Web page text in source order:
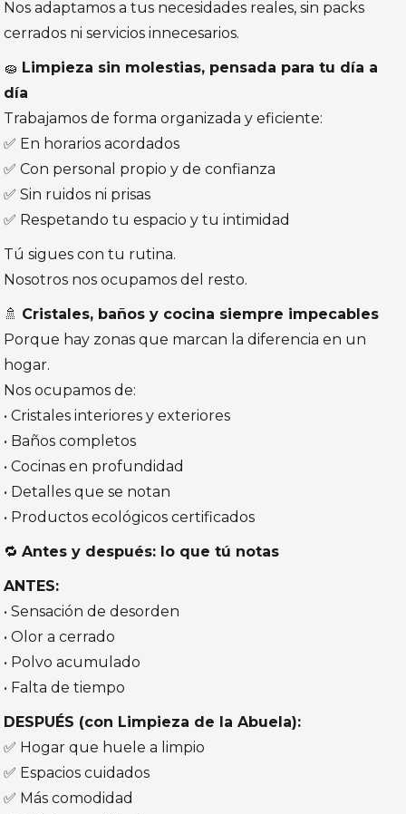
Nos adaptamos a tus necesidades reales, sin packs
cerrados ni servicios innecesarios.
🧽 Limpieza sin molestias, pensada para tu día a
día
Trabajamos de forma organizada y eficiente:
✅ En horarios acordados
✅ Con personal propio y de confianza
✅ Sin ruidos ni prisas
✅ Respetando tu espacio y tu intimidad
Tú sigues con tu rutina.
Nosotros nos ocupamos del resto.
🚿 Cristales, baños y cocina siempre impecables
Porque hay zonas que marcan la diferencia en un
hogar.
Nos ocupamos de:
• Cristales interiores y exteriores
• Baños completos
• Cocinas en profundidad
• Detalles que se notan
• Productos ecológicos certificados
🔁Antes y después: lo que tú notas
ANTES:
• Sensación de desorden
• Olor a cerrado
• Polvo acumulado
• Falta de tiempo
DESPUÉS (con Limpieza de la Abuela):
✅ Hogar que huele a limpio
✅ Espacios cuidados
✅ Más comodidad